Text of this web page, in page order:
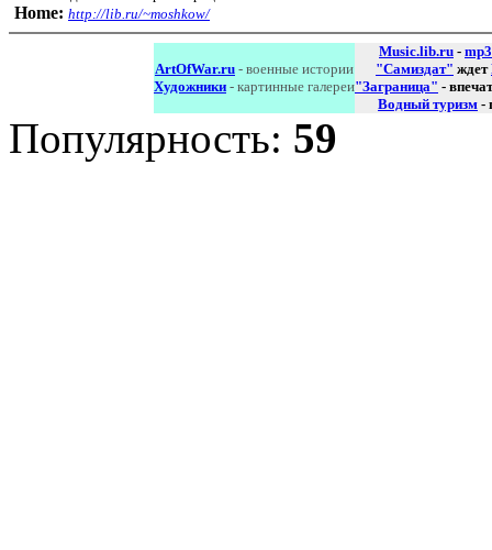
Home: http://lib.ru/~moshkow/
ArtOfWar.ru - военные истории
Художники - картинные галереи
Music.lib.ru - mp3
"Самиздат" ждет
"Заграница" -
Водный туризм -
Популярность: 59